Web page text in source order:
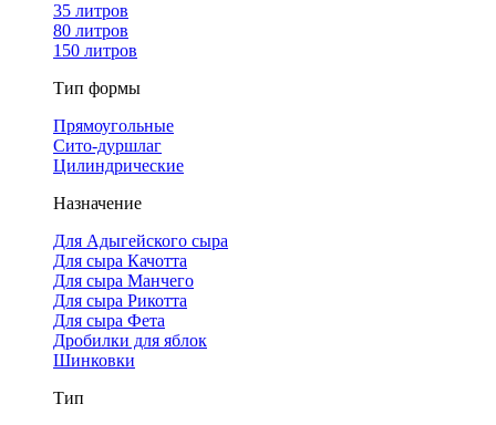
35 литров
80 литров
150 литров
Тип формы
Прямоугольные
Сито-дуршлаг
Цилиндрические
Назначение
Для Адыгейского сыра
Для сыра Качотта
Для сыра Манчего
Для сыра Рикотта
Для сыра Фета
Дробилки для яблок
Шинковки
Тип